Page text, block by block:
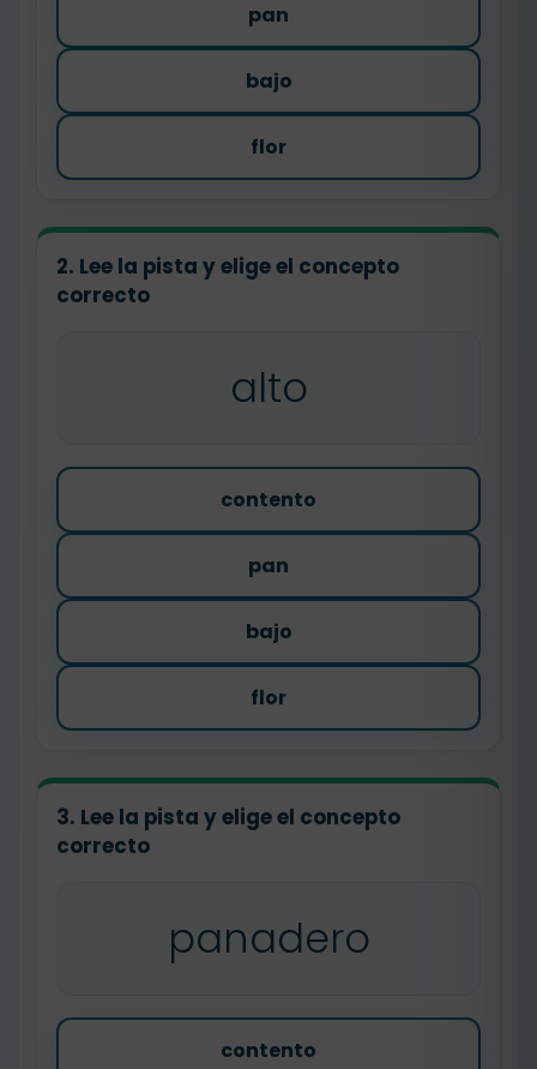
pan
bajo
flor
2. Lee la pista y elige el concepto
correcto
alto
contento
pan
bajo
flor
3. Lee la pista y elige el concepto
correcto
panadero
contento